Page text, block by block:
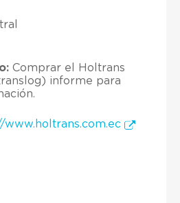
Comprar el Holtrans
informe para
www.holtrans.com.ec